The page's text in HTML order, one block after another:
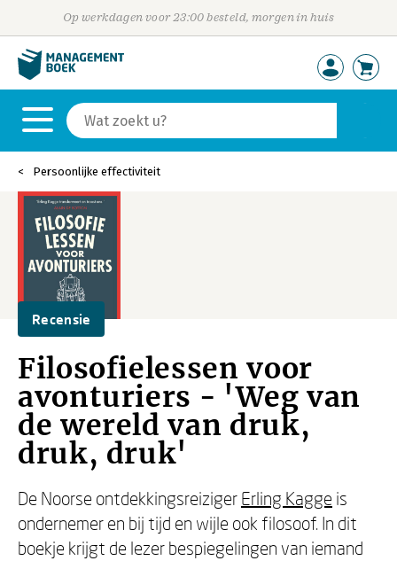
Op werkdagen voor 23:00 besteld, morgen in huis
Persoonlijke effectiviteit
Recensie
Filosofielessen voor
avonturiers - 'Weg van
de wereld van druk,
druk, druk'
De Noorse ontdekkingsreiziger Erling Kagge is
ondernemer en bij tijd en wijle ook filosoof. In dit
boekje krijgt de lezer bespiegelingen van iemand